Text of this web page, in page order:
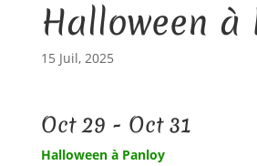
Halloween à
15 Juil, 2025
Oct 29 - Oct 31
Halloween à Panloy